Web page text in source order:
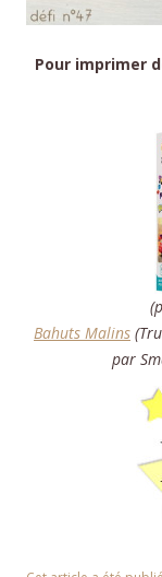
Pour imprimer
Bahuts Malins
par